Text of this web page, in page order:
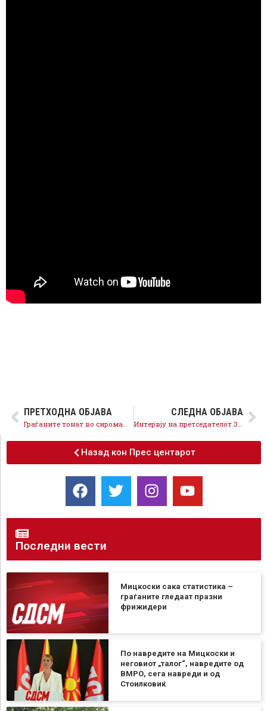
ПРЕТХОДНА ОБЈАВА СЛЕДНА ОБЈАВА
Назад кон Прес центарот
Последни вести
Мицкоски сака статистика –
граѓаните гледаат празни
фрижидери
По навредите на Мицкоски и
неговиот „талог“, навредите од
ВМРО, сега навреди и од
Стоилковиќ